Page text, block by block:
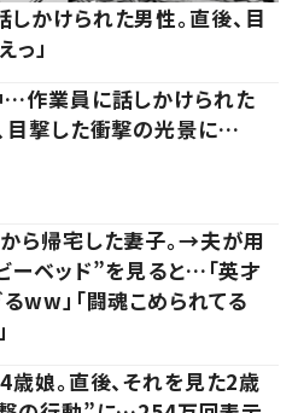
かけられた男性。直後、目
」
作業員に話しかけられた
目撃した衝撃の光景に…
ら帰宅した妻子。→夫が用
ーベッド”を見ると…「英才
ww」「闘魂こめられてる
歳娘。直後、それを見た2歳